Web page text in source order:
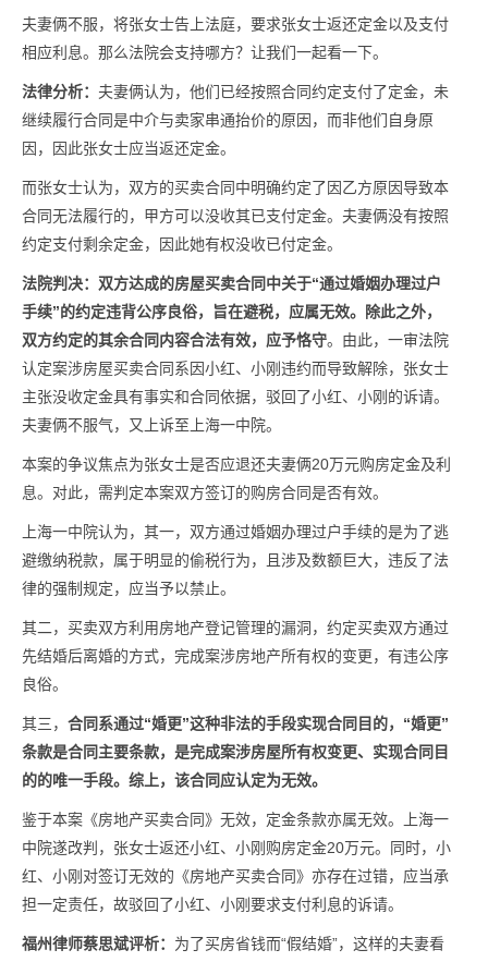
夫妻俩不服，将张女士告上法庭，要求张女士返还定金以及支付
相应利息。那么法院会支持哪方？让我们一起看一下。
法律分析： 夫妻俩认为，他们已经按照合同约定支付了定金，未
继续履行合同是中介与卖家串通抬价的原因，而非他们自身原
因，因此张女士应当返还定金。
而张女士认为，双方的买卖合同中明确约定了因乙方原因导致本
合同无法履行的，甲方可以没收其已支付定金。夫妻俩没有按照
约定支付剩余定金，因此她有权没收已付定金。
法院判决：双方达成的房屋买卖合同中关于“通过婚姻办理过户
手续”的约定违背公序良俗，旨在避税，应属无效。除此之外，
双方约定的其余合同内容合法有效，应予恪守。由此，一审法院
认定案涉房屋买卖合同系因小红、小刚违约而导致解除，张女士
主张没收定金具有事实和合同依据，驳回了小红、小刚的诉请。
夫妻俩不服气，又上诉至上海一中院。
本案的争议焦点为张女士是否应退还夫妻俩20万元购房定金及利
息。对此，需判定本案双方签订的购房合同是否有效。
上海一中院认为，其一，双方通过婚姻办理过户手续的是为了逃
避缴纳税款，属于明显的偷税行为，且涉及数额巨大，违反了法
律的强制规定，应当予以禁止。
其二，买卖双方利用房地产登记管理的漏洞，约定买卖双方通过
先结婚后离婚的方式，完成案涉房地产所有权的变更，有违公序
良俗。
其三， 合同系通过“婚更”这种非法的手段实现合同目的，“婚更”
条款是合同主要条款，是完成案涉房屋所有权变更、实现合同目
的的唯一手段。综上，该合同应认定为无效。
鉴于本案《房地产买卖合同》无效，定金条款亦属无效。上海一
中院遂改判，张女士返还小红、小刚购房定金20万元。同时，小
红、小刚对签订无效的《房地产买卖合同》亦存在过错，应当承
担一定责任，故驳回了小红、小刚要求支付利息的诉请。
福州律师蔡思斌评析： 为了买房省钱而“假结婚”，这样的夫妻看